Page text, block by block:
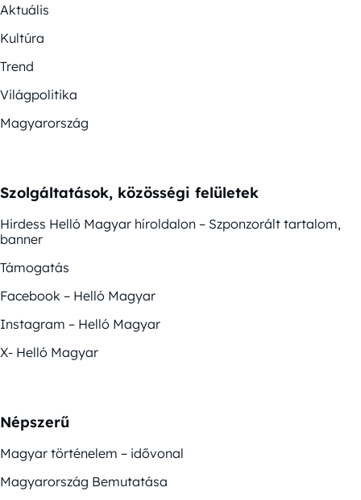
Aktuális
Kultúra
Trend
Világpolitika
Magyarország
Szolgáltatások, közösségi felületek
Hirdess Helló Magyar híroldalon – Szponzorált tartalom,
banner
Támogatás
Facebook – Helló Magyar
Instagram – Helló Magyar
X- Helló Magyar
Népszerű
Magyar történelem – idővonal
Magyarország Bemutatása